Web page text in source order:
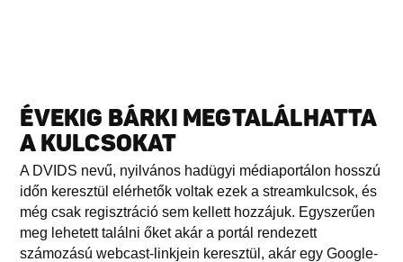
ÉVEKIG BÁRKI MEGTALÁLHATTA
A KULCSOKAT
A DVIDS nevű, nyilvános hadügyi médiaportálon hosszú
időn keresztül elérhetők voltak ezek a streamkulcsok, és
még csak regisztráció sem kellett hozzájuk. Egyszerűen
meg lehetett találni őket akár a portál rendezett
számozású webcast-linkjein keresztül, akár egy Google-